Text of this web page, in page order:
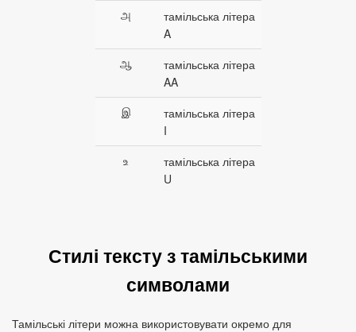
அ
тамільська літера
A
ஆ
тамільська літера
AA
இ
тамільська літера
I
உ
тамільська літера
U
Стилі тексту з тамільськими
символами
Тамільські літери можна використовувати окремо для